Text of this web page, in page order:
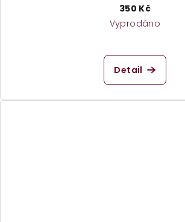
350 Kč
Vyprodáno
hodnocení
produktu
z
Detail